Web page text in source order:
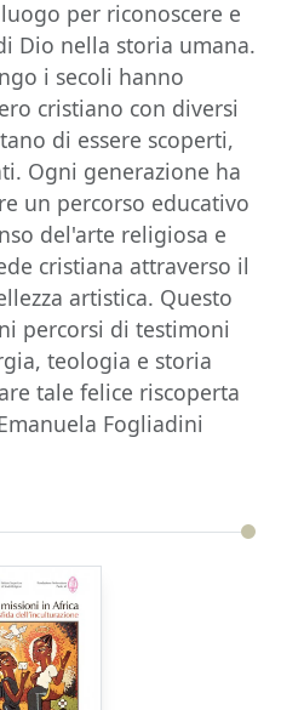
per riconoscere e
Dio nella storia umana.
i secoli hanno
cristiano con diversi
di essere scoperti,
Ogni generazione ha
un percorso educativo
del'arte religiosa e
cristiana attraverso il
artistica. Questo
percorsi di testimoni
teologia e storia
tale felice riscoperta
Fogliadini